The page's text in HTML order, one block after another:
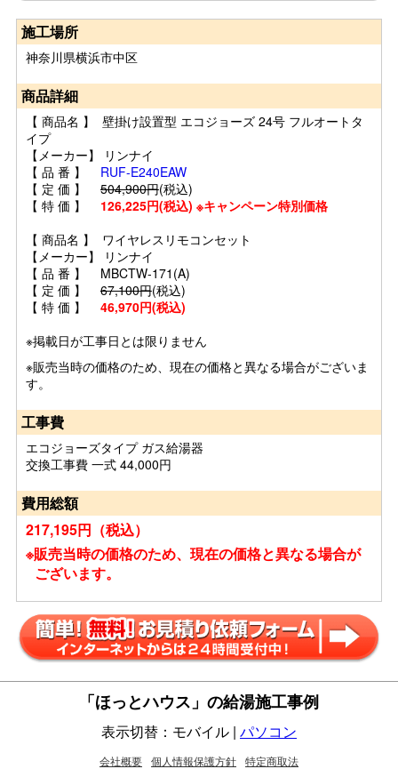
施工場所
神奈川県横浜市中区
商品詳細
【 商品名 】 壁掛け設置型 エコジョーズ 24号 フルオートタ
イプ
【メーカー】 リンナイ
【 品 番 】 RUF-E240EAW
【 定 価 】 504,900円(税込)
【 特 価 】 126,225円(税込) ※キャンペーン特別価格
【 商品名 】 ワイヤレスリモコンセット
【メーカー】 リンナイ
【 品 番 】 MBCTW-171(A)
【 定 価 】 67,100円(税込)
【 特 価 】 46,970円(税込)
※掲載日が工事日とは限りません
※販売当時の価格のため、現在の価格と異なる場合がございま
す。
工事費
エコジョーズタイプ ガス給湯器
交換工事費 一式 44,000円
費用総額
217,195円（税込）
※販売当時の価格のため、現在の価格と異なる場合が
ございます。
「ほっとハウス」の給湯施工事例
表示切替：モバイル | パソコン
会社概要 個人情報保護方針 特定商取法